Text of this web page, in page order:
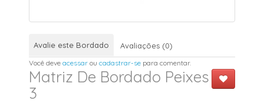
Avalie este Bordado Avaliações (0)
Você deveacessar oucadastrar-se para comentar.
Matriz De Bordado Peixes
3